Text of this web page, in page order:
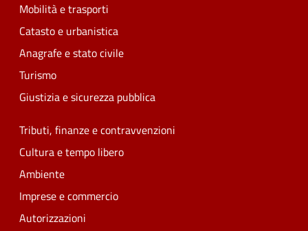
Mobilità e trasporti
Catasto e urbanistica
Anagrafe e stato civile
Turismo
Giustizia e sicurezza pubblica
Tributi, finanze e contravvenzioni
Cultura e tempo libero
Ambiente
Imprese e commercio
Autorizzazioni